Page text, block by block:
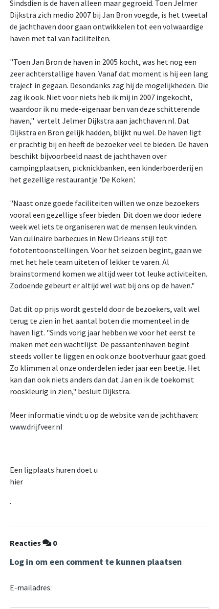
Sindsdien is de haven alleen maar gegroeid. Toen Jelmer
Dijkstra zich medio 2007 bij Jan Bron voegde, is het tweetal
de jachthaven door gaan ontwikkelen tot een volwaardige
haven met tal van faciliteiten.
"Toen Jan Bron de haven in 2005 kocht, was het nog een
zeer achterstallige haven. Vanaf dat moment is hij een lang
traject in gegaan. Desondanks zag hij de mogelijkheden. Die
zag ik ook. Niet voor niets heb ik mij in 2007 ingekocht,
waardoor ik nu mede-eigenaar ben van deze schitterende
haven," vertelt Jelmer Dijkstra aan jachthaven.nl. Dat
Dijkstra en Bron gelijk hadden, blijkt nu wel. De haven ligt
er prachtig bij en heeft de bezoeker veel te bieden. De haven
beschikt bijvoorbeeld naast de jachthaven over
campingplaatsen, picknickbanken, een kinderboerderij en
het gezellige restaurantje 'De Koken'.
"Naast onze goede faciliteiten willen we onze bezoekers
vooral een gezellige sfeer bieden. Dit doen we door iedere
week wel iets te organiseren wat de mensen leuk vinden.
Van culinaire barbecues in New Orleans stijl tot
fototentoonstellingen. Voor het seizoen begint, gaan we
met het hele team uiteten of lekker te varen. Al
brainstormend komen we altijd weer tot leuke activiteiten.
Zodoende gebeurt er altijd wel wat bij ons op de haven."
Dat dit op prijs wordt gesteld door de bezoekers, valt wel
terug te zien in het aantal boten die momenteel in de
haven ligt. "Sinds vorig jaar hebben we voor het eerst te
maken met een wachtlijst. De passantenhaven begint
steeds voller te liggen en ook onze bootverhuur gaat goed.
Zo klimmen al onze onderdelen ieder jaar een beetje. Het
kan dan ook niets anders dan dat Jan en ik de toekomst
rooskleurig in zien," besluit Dijkstra.
Meer informatie vindt u op de website van de jachthaven:
www.drijfveer.nl
Een ligplaats huren doet u
hier
.
Reacties 0
Log in om een comment te kunnen plaatsen
E-mailadres: